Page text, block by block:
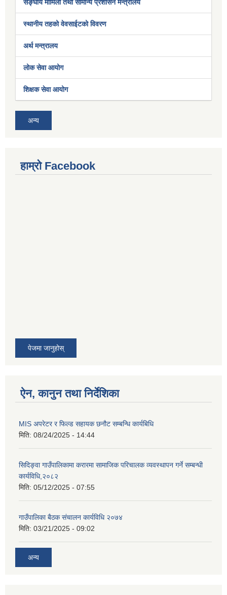
सङ्घीय मामिला तथा सामान्य प्रशासन मन्त्रालय
स्थानीय तहको वेवसाईटको विवरण
अर्थ मन्त्रालय
लोक सेवा आयोग
शिक्षक सेवा आयोग
अन्य
हाम्रो Facebook
पेजमा जानुहोस्
ऐन, कानुन तथा निर्देशिका
MIS अपरेटर र फिल्ड सहायक छनौट सम्बन्धि कार्यबिधि
मिति: 08/24/2025 - 14:44
सिदिङ्वा गाउँपालिकामा करारमा सामाजिक परिचालक व्यवस्थापन गर्ने सम्बन्धी
कार्यविधि,२०८२
मिति: 05/12/2025 - 07:55
गाउँपालिका बैठक संचालन कार्यविधि २०७४
मिति: 03/21/2025 - 09:02
अन्य
थिच्नुहोस् !!